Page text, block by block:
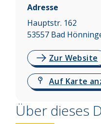
Adresse
Hauptstr. 162
53557 Bad
Zur Website
Auf Karte
Über dieses